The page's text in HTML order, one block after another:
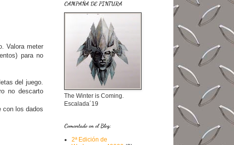
Valora meter
para no
del juego.
no descarto
con los dados
CAMPAÑA DE PINTURA
The Winter is Coming.
Escalada´19
Comentado en el Blog:
2ª Edición de